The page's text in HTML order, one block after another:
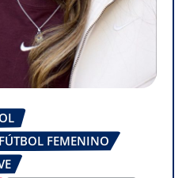
FÚTBOL FEMENINO